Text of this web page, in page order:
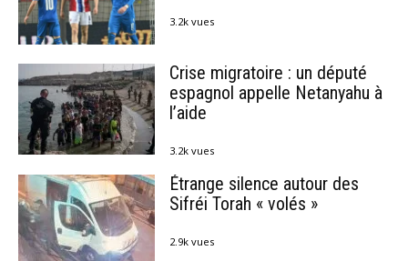
3.2k vues
Crise migratoire : un député
espagnol appelle Netanyahu à
l’aide
3.2k vues
Étrange silence autour des
Sifréi Torah « volés »
2.9k vues